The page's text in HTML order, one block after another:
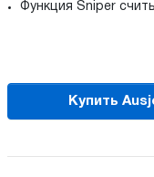
Функция Sniper
Купить